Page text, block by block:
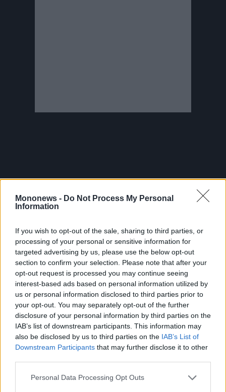
Mononews - Do Not Process My Personal
Information
If you wish to opt-out of the sale, sharing to third parties, or
processing of your personal or sensitive information for
targeted advertising by us, please use the below opt-out
section to confirm your selection. Please note that after your
opt-out request is processed you may continue seeing
interest-based ads based on personal information utilized by
us or personal information disclosed to third parties prior to
your opt-out. You may separately opt-out of the further
disclosure of your personal information by third parties on the
IAB’s list of downstream participants. This information may
also be disclosed by us to third parties on the IAB’s List of
Downstream Participants that may further disclose it to other
Personal Data Processing Opt Outs
Τέλος μια αδικία (κατά το Μαξίμου) που έγινε
για εμπλοκή του στο σκάνδαλο του
ΟΠΕΚΕΠΕ διορθώθηκε αφού επανήλθε ο
Τάσος Χατζηβασιλείου στο υπουργικό σχήμα,
ΥΠΕΞ, αρμόδιος για τις ευρωπαϊκές